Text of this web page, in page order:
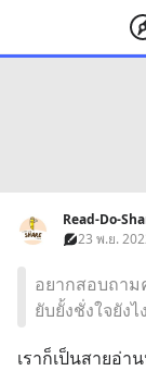
Read-Do-
23 พ.ย.
อยากสอบถา
ยับยั้งชั่งใจยัง
เราก็เป็นสายอ่